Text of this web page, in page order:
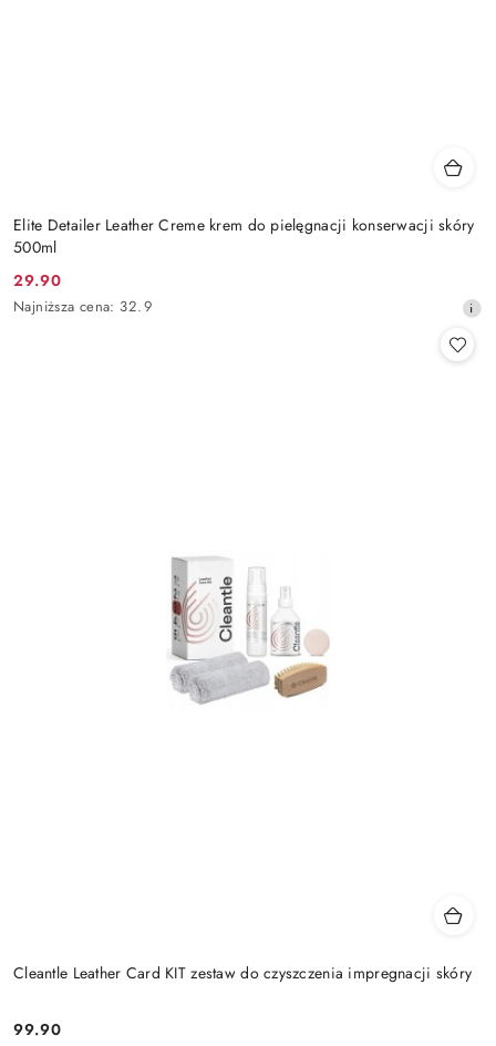
Elite Detailer Leather Creme krem do pielęgnacji konserwacji skóry
500ml
Cena
promocyjna:
29.90
Najniższa
Najniższa cena: 32.9
Cleantle Leather Card KIT zestaw do czyszczenia impregnacji skóry
Cena:
99.90